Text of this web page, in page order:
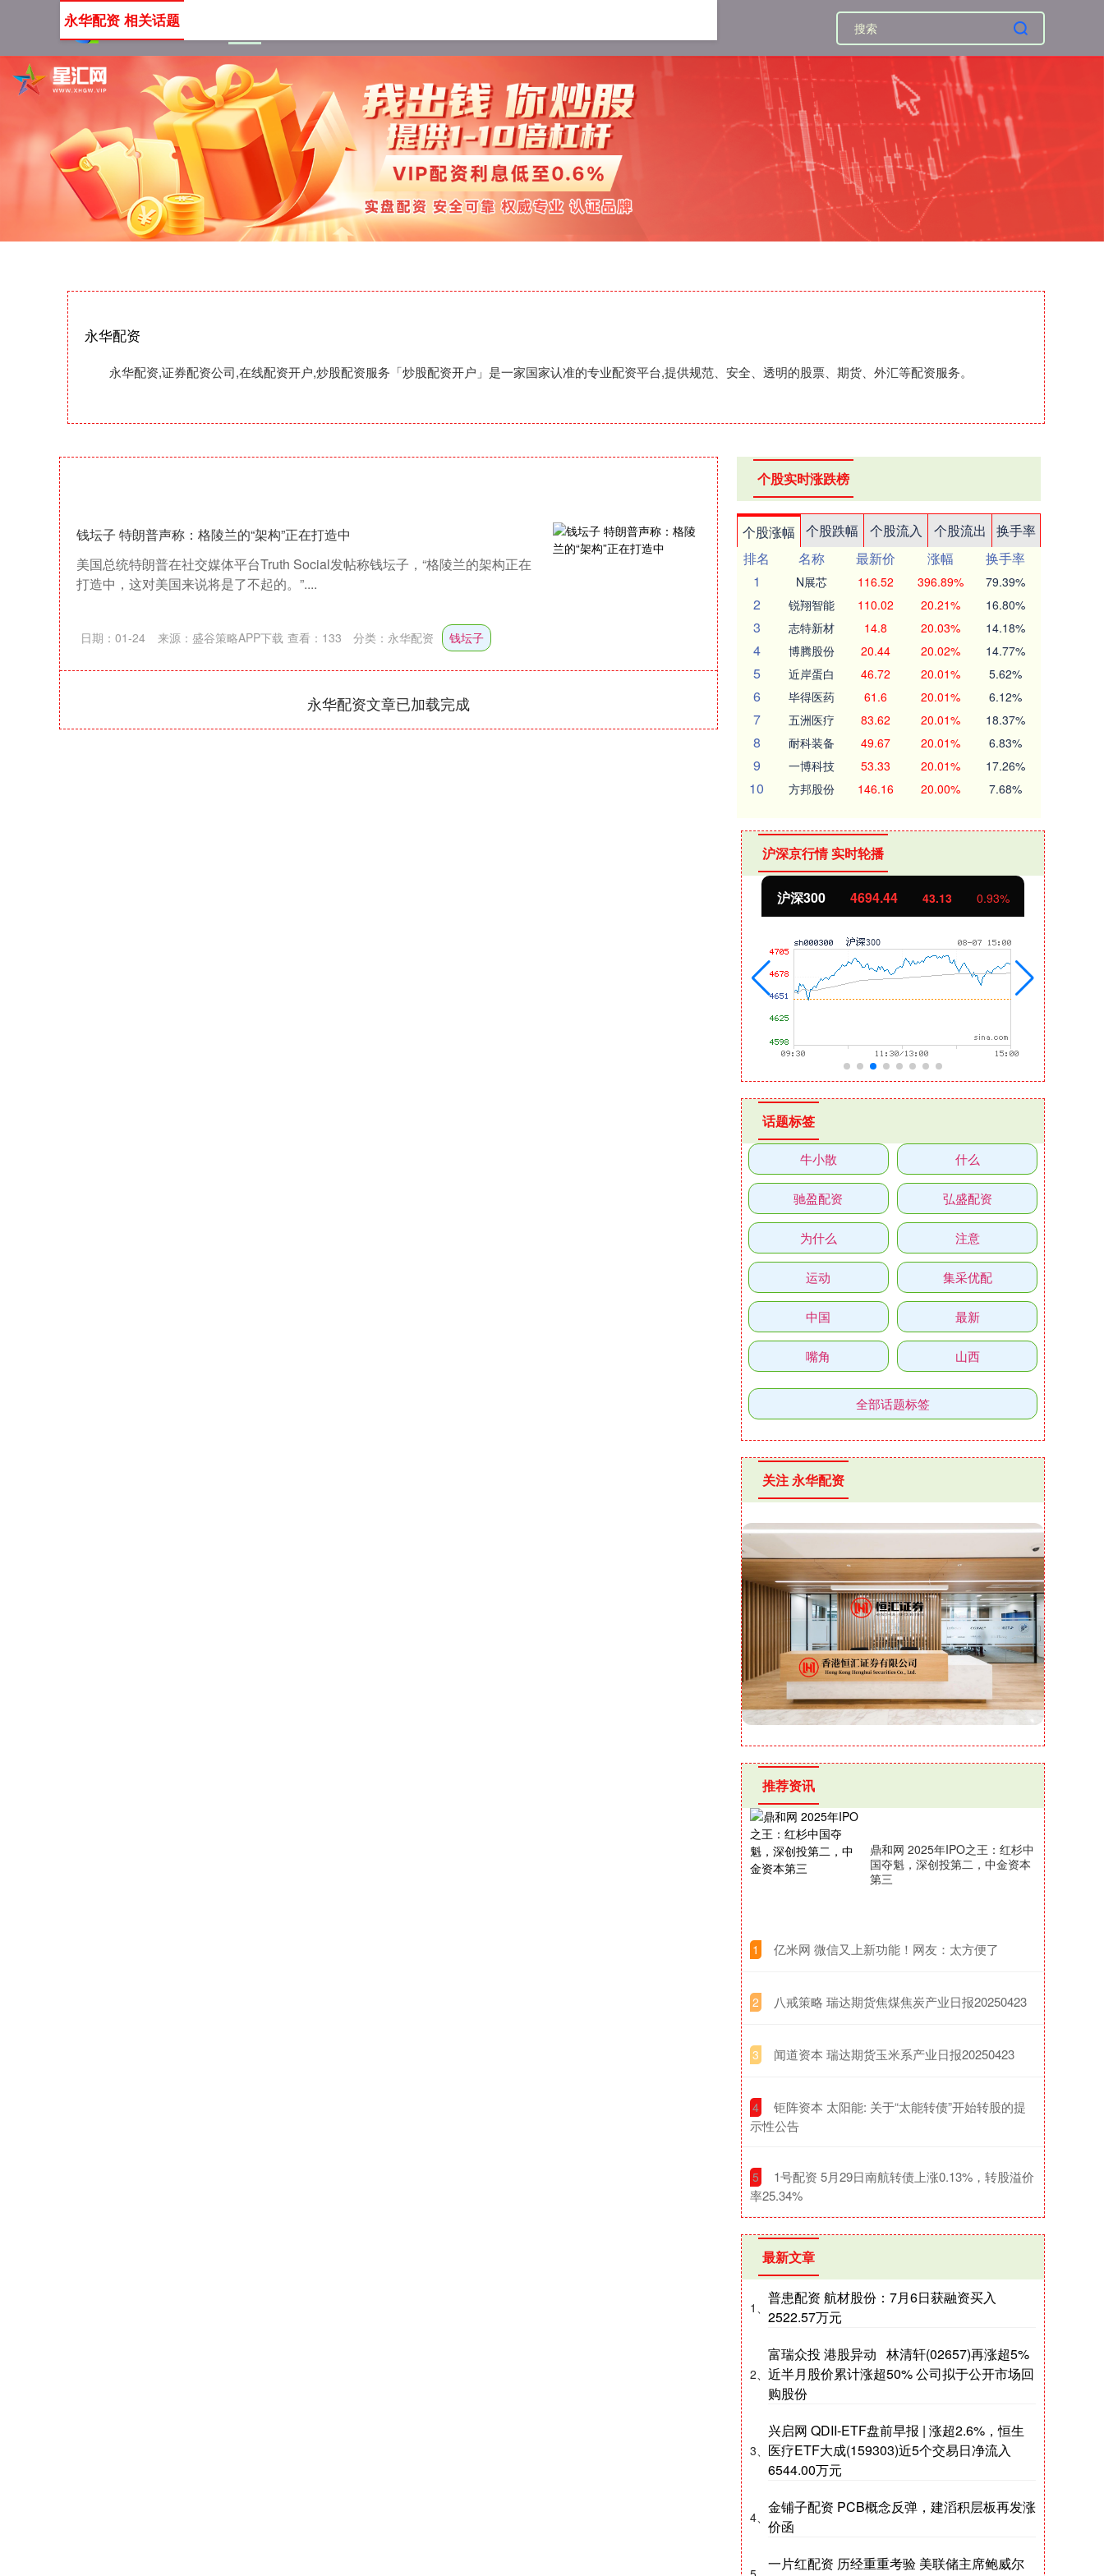
永华配资
永华配资,证券配资公司,在线配资开户,炒股配资服务「炒股配资开户」是一家国家认准的专业配资平台,提供规范、安全、透明的股票、期货、外汇等配资服务。
永华配资 相关话题
钱坛子 特朗普声称：格陵兰的“架构”正在打造中
美国总统特朗普在社交媒体平台Truth Social发帖称钱坛子，“格陵兰的架构正在
打造中，这对美国来说将是了不起的。”....
日期：01-24 来源：盛谷策略APP下载 查看： 133 分类： 永华配资 钱坛子
永华配资文章已加载完成
个股实时涨跌榜
个股涨幅 个股跌幅 个股流入 个股流出
换手率
排名
名称 最新价 涨幅
换手率
1
N展芯 116.52 396.89% 79.39%
2 锐翔智能 110.02 20.21% 16.80%
3 志特新材 14.8 20.03% 14.18%
4 博腾股份 20.44 20.02% 14.77%
5 近岸蛋白 46.72 20.01% 5.62%
6 毕得医药 61.6 20.01% 6.12%
7 五洲医疗 83.62 20.01% 18.37%
8 耐科装备 49.67 20.01% 6.83%
9 一博科技 53.33 20.01% 17.26%
10 方邦股份 146.16 20.00% 7.68%
沪深京行情 实时轮播
北证50 1134.24 11.37 1.01%
话题标签
牛小散 什么
驰盈配资 弘盛配资
为什么 注意
运动 集采优配
中国 最新
嘴角 山西
全部话题标签
关注 永华配资
推荐资讯
鼎和网 2025年IPO之王：红杉中
国夺魁，深创投第二，中金资本
第三
1 ​亿米网 微信又上新功能！网友：太方便了
2 ​八戒策略 瑞达期货焦煤焦炭产业日报20250423
3 ​闻道资本 瑞达期货玉米系产业日报20250423
4
​钜阵资本 太阳能: 关于“太能转债”开始转股的提
示性公告
5
​1号配资 5月29日南航转债上涨0.13%，转股溢价
率25.34%
最新文章
1、
普患配资 航材股份：7月6日获融资买入
2522.57万元
2、
富瑞众投 港股异动 林清轩(02657)再涨超5%
近半月股价累计涨超50% 公司拟于公开市场回
购股份
3、
兴启网 QDII-ETF盘前早报 | 涨超2.6%，恒生
医疗ETF大成(159303)近5个交易日净流入
6544.00万元
4、
金铺子配资 PCB概念反弹，建滔积层板再发涨
价函
一片红配资 历经重重考验 美联储主席鲍威尔